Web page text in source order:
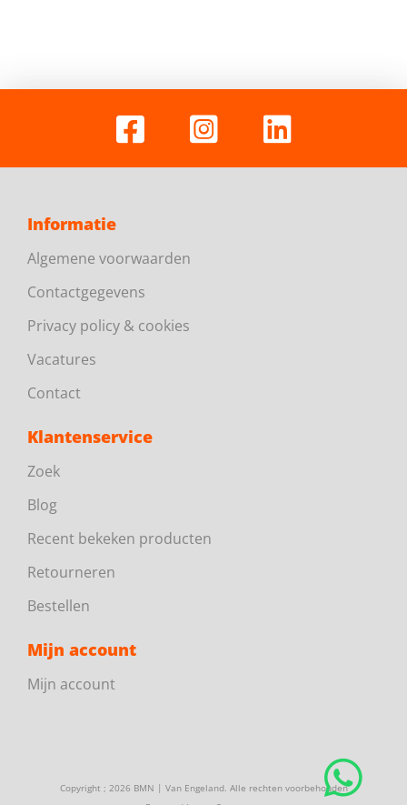
Informatie
Algemene voorwaarden
Contactgegevens
Privacy policy & cookies
Vacatures
Contact
Klantenservice
Zoek
Blog
Recent bekeken producten
Retourneren
Bestellen
Mijn account
Mijn account
Copyright ; 2026 BMN | Van Engeland. Alle rechten voorbehouden